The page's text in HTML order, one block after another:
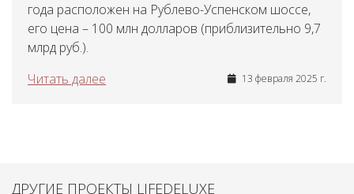
года расположен на Рублево-Успенском шоссе,
его цена – 100 млн долларов (приблизительно 9,7
млрд руб.).
Читать далее
13 февраля 2025 г.
ДРУГИЕ ПРОЕКТЫ LIFEDELUXE